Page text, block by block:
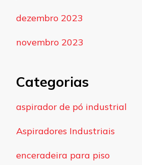
dezembro 2023
novembro 2023
Categorias
aspirador de pó industrial
Aspiradores Industriais
enceradeira para piso